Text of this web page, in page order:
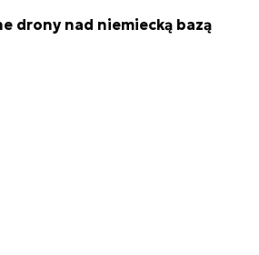
drony nad niemiecką bazą